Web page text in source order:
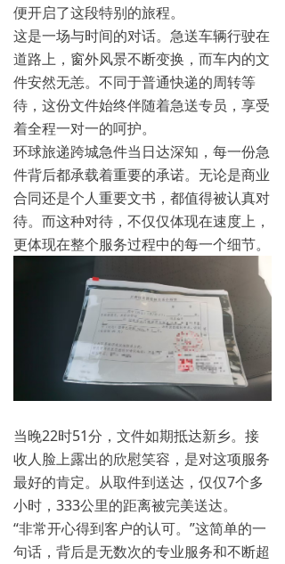
便开启了这段特别的旅程。
这是一场与时间的对话。急送车辆行驶在
道路上，窗外风景不断变换，而车内的文
件安然无恙。不同于普通快递的周转等
待，这份文件始终伴随着急送专员，享受
着全程一对一的呵护。
环球旅递跨城急件当日达深知，每一份急
件背后都承载着重要的承诺。无论是商业
合同还是个人重要文书，都值得被认真对
待。而这种对待，不仅仅体现在速度上，
更体现在整个服务过程中的每一个细节。
当晚22时51分，文件如期抵达新乡。接
收人脸上露出的欣慰笑容，是对这项服务
最好的肯定。从取件到送达，仅仅7个多
小时，333公里的距离被完美送达。
“非常开心得到客户的认可。”这简单的一
句话，背后是无数次的专业服务和不断超